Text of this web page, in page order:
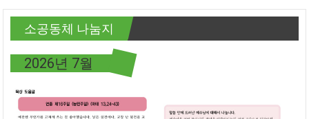
소공동체 나눔지
2026년 7월